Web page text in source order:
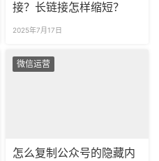
接？长链接怎样缩短？
2025年7月17日
微信运营
怎么复制公众号的隐藏内